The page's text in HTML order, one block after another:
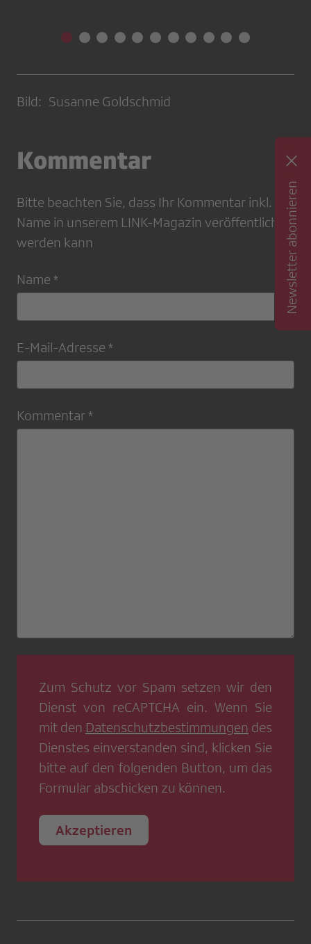
Bild: Susanne Goldschmid
Kommentar
Bitte beachten Sie, dass Ihr Kommentar inkl.
Name in unserem LINK-Magazin veröffentlicht
werden kann
Name *
E-Mail-Adresse *
Kommentar *
Zum Schutz vor Spam setzen wir den
Dienst von reCAPTCHA ein. Wenn Sie
mit den Datenschutzbestimmungen des
Dienstes einverstanden sind, klicken Sie
bitte auf den folgenden Button, um das
Formular abschicken zu können.
Akzeptieren
Newsletter abonnieren